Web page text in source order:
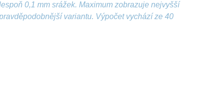
0,1 mm srážek. Maximum zobrazuje nejvyšší
variantu. Výpočet vychází ze 40